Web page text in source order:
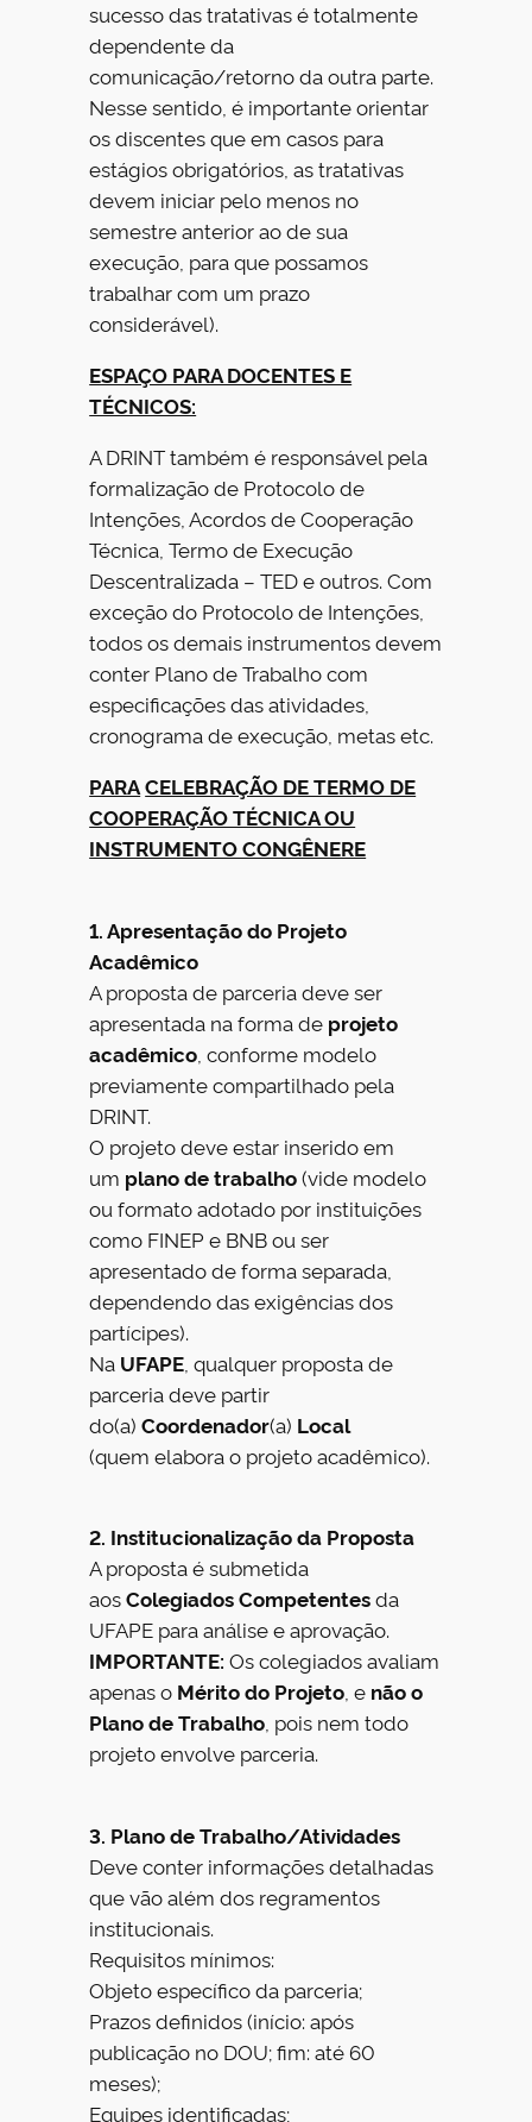
sucesso das tratativas é totalmente
dependente da
comunicação/retorno da outra parte.
Nesse sentido, é importante orientar
os discentes que em casos para
estágios obrigatórios, as tratativas
devem iniciar pelo menos no
semestre anterior ao de sua
execução, para que possamos
trabalhar com um prazo
considerável).
ESPAÇO PARA DOCENTES E
TÉCNICOS:
A DRINT também é responsável pela
formalização de Protocolo de
Intenções, Acordos de Cooperação
Técnica, Termo de Execução
Descentralizada – TED e outros. Com
exceção do Protocolo de Intenções,
todos os demais instrumentos devem
conter Plano de Trabalho com
especificações das atividades,
cronograma de execução, metas etc.
PARACELEBRAÇÃO DE TERMO DE
COOPERAÇÃO TÉCNICA OU
INSTRUMENTO CONGÊNERE
1. Apresentação do Projeto
Acadêmico
A proposta de parceria deve ser
apresentada na forma de projeto
acadêmico , conforme modelo
previamente compartilhado pela
DRINT.
O projeto deve estar inserido em
um plano de trabalho(vide modelo
ou formato adotado por instituições
como FINEP e BNB ou ser
apresentado de forma separada,
dependendo das exigências dos
partícipes).
Na UFAPE , qualquer proposta de
parceria deve partir
do(a)Coordenador(a) Local
(quem elabora o projeto acadêmico).
2. Institucionalização da Proposta
A proposta é submetida
aosColegiados Competentesda
UFAPE para análise e aprovação.
IMPORTANTE: Os colegiados avaliam
apenas o Mérito do Projeto , e não o
Plano de Trabalho , pois nem todo
projeto envolve parceria.
3. Plano de Trabalho/Atividades
Deve conter informações detalhadas
que vão além dos regramentos
institucionais.
Requisitos mínimos:
Objeto específico da parceria;
Prazos definidos (início: após
publicação no DOU; fim: até 60
meses);
Equipes identificadas;